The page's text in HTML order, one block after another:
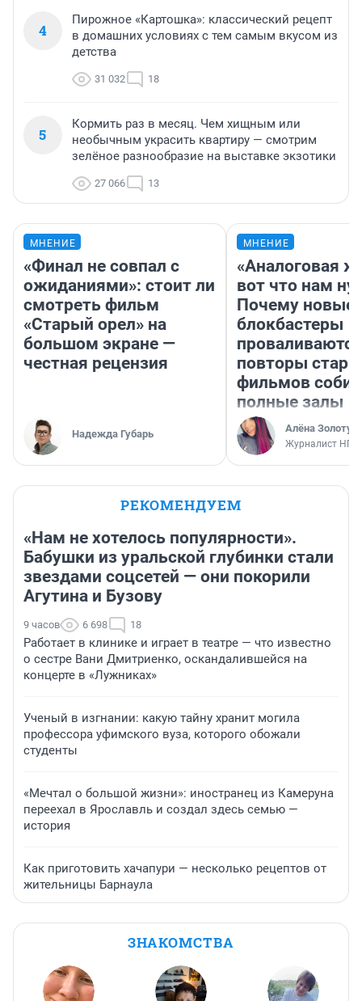
4
Пирожное «Картошка»: классический рецепт
в домашних условиях с тем самым вкусом из
детства
31 032 18
5
Кормить раз в месяц. Чем хищным или
необычным украсить квартиру — смотрим
зелёное разнообразие на выставке экзотики
27 066 13
МНЕНИЕ
«Финал не совпал с
ожиданиями»: стоит ли
смотреть фильм
«Старый орел» на
большом экране —
честная рецензия
Надежда Губарь
МНЕНИЕ
«Аналоговая
вот что нам
Почему новые
блокбастеры
повторы
фильмов
полные залы
Алёна
Журналист НГС
РЕКОМЕНДУЕМ
«Нам не хотелось популярности».
Бабушки из уральской глубинки стали
звездами соцсетей — они покорили
Агутина и Бузову
9 часов 6 698 18
Работает в клинике и играет в театре — что известно
о сестре Вани Дмитриенко, оскандалившейся на
концерте в «Лужниках»
Ученый в изгнании: какую тайну хранит могила
профессора уфимского вуза, которого обожали
студенты
«Мечтал о большой жизни»: иностранец из Камеруна
переехал в Ярославль и создал здесь семью —
история
Как приготовить хачапури — несколько рецептов от
жительницы Барнаула
ЗНАКОМСТВА